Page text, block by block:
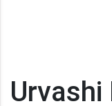
Urvashi